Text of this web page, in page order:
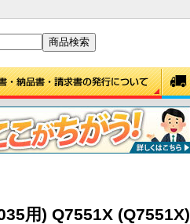
用) Q7551X (Q7551X)